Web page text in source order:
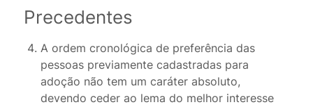
Precedentes
A ordem cronológica de preferência das
pessoas previamente cadastradas para
adoção não tem um caráter absoluto,
devendo ceder ao lema do melhor interesse